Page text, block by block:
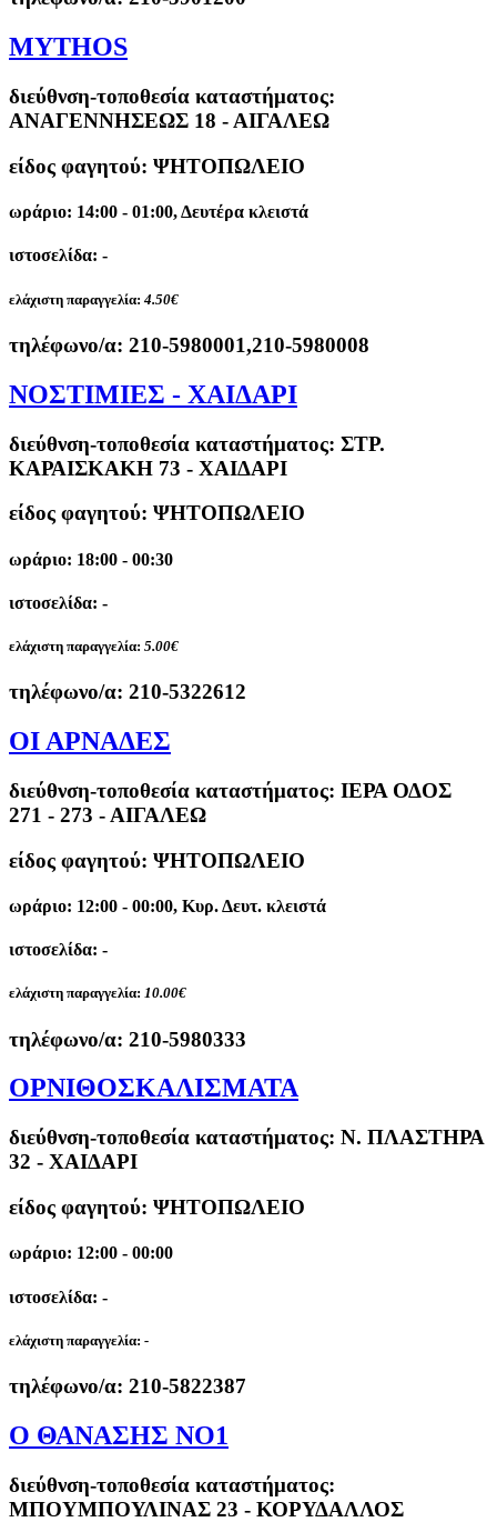
MYTHOS
διεύθνση-τοποθεσία καταστήματος:
ΑΝΑΓΕΝΝΗΣΕΩΣ 18 - ΑΙΓΑΛΕΩ
είδος φαγητού: ΨΗΤΟΠΩΛΕΙΟ
ωράριο: 14:00 - 01:00, Δευτέρα κλειστά
ιστοσελίδα: -
ελάχιστη παραγγελία: 4.50€
τηλέφωνο/α: 210-5980001,210-5980008
ΝΟΣΤΙΜΙΕΣ - ΧΑΙΔΑΡΙ
διεύθνση-τοποθεσία καταστήματος: ΣΤΡ.
ΚΑΡΑΙΣΚΑΚΗ 73 - ΧΑΙΔΑΡΙ
είδος φαγητού: ΨΗΤΟΠΩΛΕΙΟ
ωράριο: 18:00 - 00:30
ιστοσελίδα: -
ελάχιστη παραγγελία: 5.00€
τηλέφωνο/α: 210-5322612
ΟΙ ΑΡΝΑΔΕΣ
διεύθνση-τοποθεσία καταστήματος: ΙΕΡΑ ΟΔΟΣ
271 - 273 - ΑΙΓΑΛΕΩ
είδος φαγητού: ΨΗΤΟΠΩΛΕΙΟ
ωράριο: 12:00 - 00:00, Κυρ. Δευτ. κλειστά
ιστοσελίδα: -
ελάχιστη παραγγελία: 10.00€
τηλέφωνο/α: 210-5980333
ΟΡΝΙΘΟΣΚΑΛΙΣΜΑΤΑ
διεύθνση-τοποθεσία καταστήματος: Ν. ΠΛΑΣΤΗΡΑ
32 - ΧΑΙΔΑΡΙ
είδος φαγητού: ΨΗΤΟΠΩΛΕΙΟ
ωράριο: 12:00 - 00:00
ιστοσελίδα: -
ελάχιστη παραγγελία: -
τηλέφωνο/α: 210-5822387
Ο ΘΑΝΑΣΗΣ ΝΟ1
διεύθνση-τοποθεσία καταστήματος:
ΜΠΟΥΜΠΟΥΛΙΝΑΣ 23 - ΚΟΡΥΔΑΛΛΟΣ